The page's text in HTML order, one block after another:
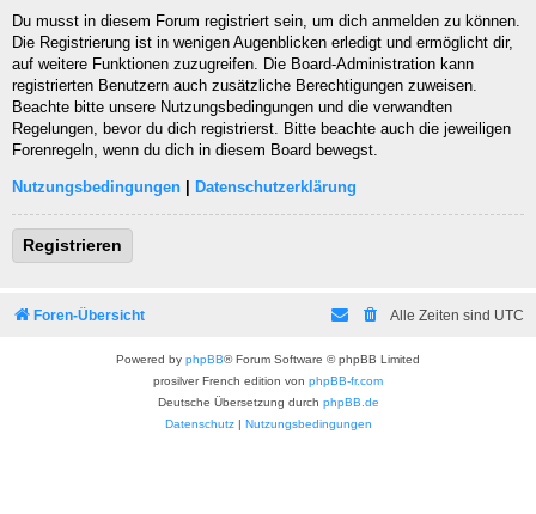
Du musst in diesem Forum registriert sein, um dich anmelden zu können.
Die Registrierung ist in wenigen Augenblicken erledigt und ermöglicht dir,
auf weitere Funktionen zuzugreifen. Die Board-Administration kann
registrierten Benutzern auch zusätzliche Berechtigungen zuweisen.
Beachte bitte unsere Nutzungsbedingungen und die verwandten
Regelungen, bevor du dich registrierst. Bitte beachte auch die jeweiligen
Forenregeln, wenn du dich in diesem Board bewegst.
Nutzungsbedingungen Datenschutzerklärung
Registrieren
Foren-Übersicht Alle Zeiten sind UTC
Powered by phpBB® Forum Software © phpBB Limited
prosilver French edition von phpBB-fr.com
Deutsche Übersetzung durch phpBB.de
Datenschutz| Nutzungsbedingungen